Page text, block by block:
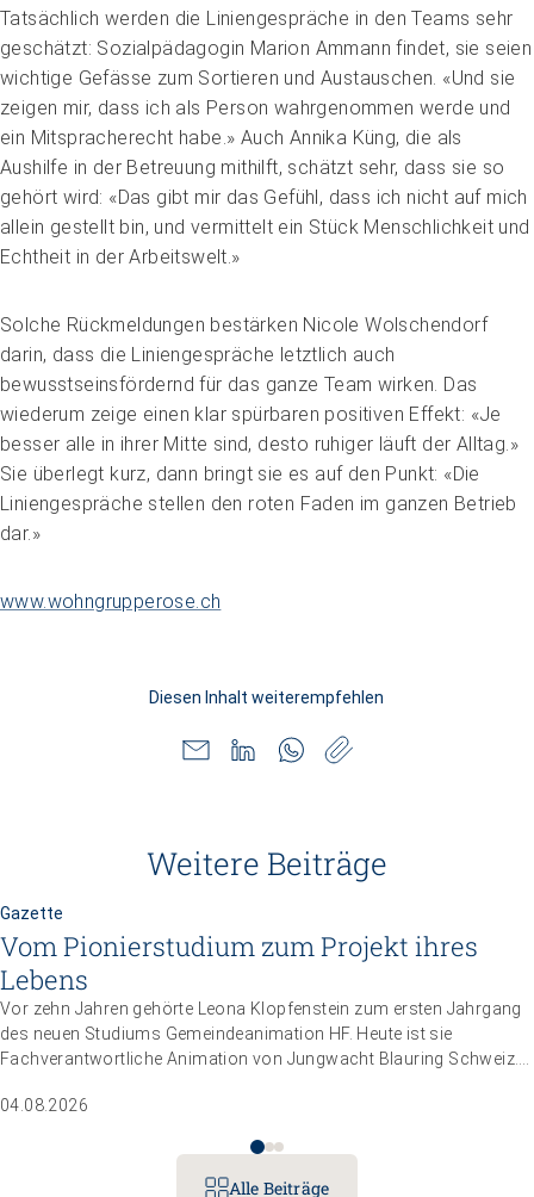
Tatsächlich werden die Liniengespräche in den Teams sehr
geschätzt: Sozialpädagogin Marion Ammann findet, sie ­seien
wichtige Gefässe zum Sortieren und Austauschen. «Und sie
zeigen mir, dass ich als Person wahrgenommen werde und
ein Mitspracherecht habe.» Auch Annika Küng, die als
Aushilfe in der Betreuung mithilft, schätzt sehr, dass sie so
gehört wird: «Das gibt mir das Gefühl, dass ich nicht auf mich
allein gestellt bin, und vermittelt ein Stück Menschlichkeit und
Echtheit in der Arbeitswelt.»
Solche Rückmeldungen bestärken Nicole Wolschendorf
darin, dass die Liniengespräche letztlich auch
bewusstseinsfördernd für das ganze Team wirken. Das
wiederum zeige einen klar spürbaren positiven Effekt: «Je
besser alle in ihrer Mitte sind, desto ruhiger läuft der Alltag.»
Sie überlegt kurz, dann bringt sie es auf den Punkt: «Die
Liniengespräche stellen den roten Faden im ganzen Betrieb
dar.»
www.wohngrupperose.ch
Diesen Inhalt weiterempfehlen
Weitere Beiträge
Gazette
Vom Pionierstudium zum Projekt ihres
Lebens
Vor zehn Jahren gehörte Leona Klopfenstein zum ersten Jahrgang
des neuen Studiums Gemeindeanimation HF. Heute ist sie
Fachverantwortliche Animation von Jungwacht Blauring Schweiz.
gemanagt hat, wartet nun ihr persönliches Grossprojekt.
04.08.2026
Alle Beiträge